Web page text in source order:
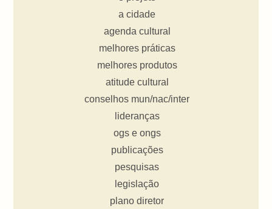
a cidade
agenda cultural
melhores práticas
melhores produtos
atitude cultural
conselhos mun/nac/inter
lideranças
ogs e ongs
publicações
pesquisas
legislação
plano diretor